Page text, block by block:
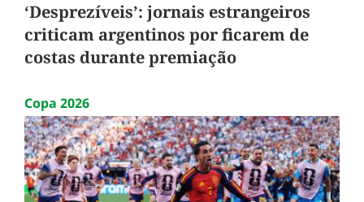
‘Desprezíveis’: jornais estrangeiros
criticam argentinos por ficarem de
costas durante premiação
Copa 2026